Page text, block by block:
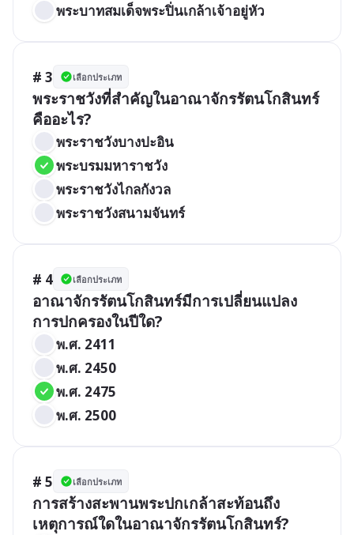
พระบาทสมเด็จพระปิ่นเกล้าเจ้าอยู่หัว
# 3 เลือกประเภท
พระราชวังที่สำคัญในอาณาจักรรัตนโกสินทร์
คืออะไร?
พระราชวังบางปะอิน
พระบรมมหาราชวัง
พระราชวังไกลกังวล
พระราชวังสนามจันทร์
# 4 เลือกประเภท
อาณาจักรรัตนโกสินทร์มีการเปลี่ยนแปลง
การปกครองในปีใด?
พ.ศ. 2411
พ.ศ. 2450
พ.ศ. 2475
พ.ศ. 2500
# 5 เลือกประเภท
การสร้างสะพานพระปกเกล้าสะท้อนถึง
เหตุการณ์ใดในอาณาจักรรัตนโกสินทร์?